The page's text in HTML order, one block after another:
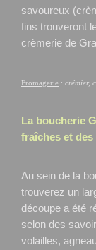
savoureux
fins trouveront
crèmerie de
Fromagerie : crémier,
La boucherie
fraîches et
Au sein de la
trouverez un
découpe a été
selon des
volailles,